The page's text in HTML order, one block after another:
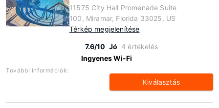
11575 City Hall Promenade Suite
100, Miramar, Florida 33025, US
Térkép megjelenítése
7.6/10 Jó 4 értékelés
Ingyenes Wi-Fi
További információk:
Kiválasztás